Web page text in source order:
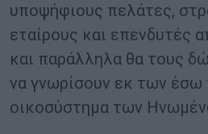
υποψήφιους πελάτες,
εταίρους και επενδυτές
και παράλληλα θα τους
να γνωρίσουν εκ των έσω
οικοσύστημα των